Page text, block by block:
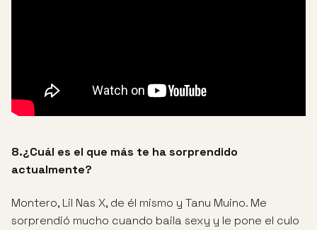
8.¿Cuál es el que más te ha sorprendido
actualmente?
Montero, Lil Nas X, de él mismo y Tanu Muino. Me
sorprendió mucho cuando baila sexy y le pone el culo